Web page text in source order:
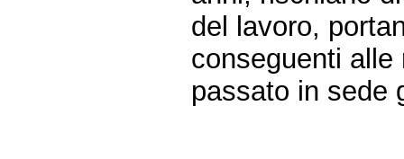
del lavoro,
conseguenti
passato in sede